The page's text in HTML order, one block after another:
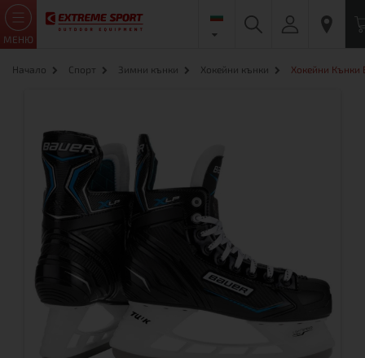
МЕНЮ
Начало Спорт Зимни кънки Хокейни кънки Хокейни Кънки